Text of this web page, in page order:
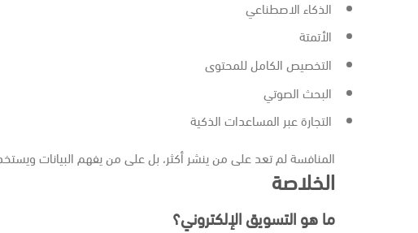
الذكاء الاصطناعي
الأتمتة
التخصيص الكامل للمحتوى
البحث الصوتي
التجارة عبر المساعدات الذكية
المنافسة لم تعد على من ينشر أكثر، بل على من يفهم البيانات
الخلاصة
ما هو التسويق الإلكتروني؟